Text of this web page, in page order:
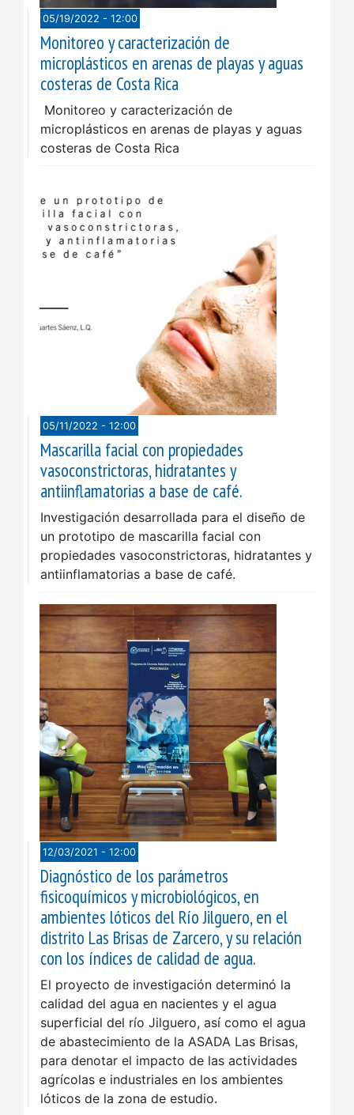
05/19/2022 - 12:00
Monitoreo y caracterización de
microplásticos en arenas de playas y aguas
costeras de Costa Rica
Monitoreo y caracterización de
microplásticos en arenas de playas y aguas
costeras de Costa Rica
05/11/2022 - 12:00
Mascarilla facial con propiedades
vasoconstrictoras, hidratantes y
antiinflamatorias a base de café.
Investigación desarrollada para el diseño de
un prototipo de mascarilla facial con
propiedades vasoconstrictoras, hidratantes y
antiinflamatorias a base de café.
12/03/2021 - 12:00
Diagnóstico de los parámetros
fisicoquímicos y microbiológicos, en
ambientes lóticos del Río Jilguero, en el
distrito Las Brisas de Zarcero, y su relación
con los índices de calidad de agua.
El proyecto de investigación determinó la
calidad del agua en nacientes y el agua
superficial del río Jilguero, así como el agua
de abastecimiento de la ASADA Las Brisas,
para denotar el impacto de las actividades
agrícolas e industriales en los ambientes
lóticos de la zona de estudio.